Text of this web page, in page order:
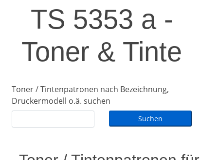
TS 5353 a -
Toner & Tinte
Toner / Tintenpatronen nach Bezeichnung,
Druckermodell o.ä. suchen